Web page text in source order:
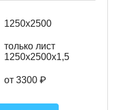
1250х2500
только лист
1250х2500х1,5
от 3300 ₽